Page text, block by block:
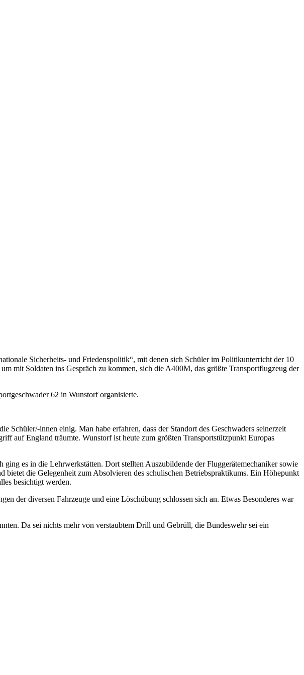
Sicherheits- und Friedenspolitik“, mit denen sich Schüler im Politikunterricht der 10
mit Soldaten ins Gespräch zu kommen, sich die A400M, das größte Transportflugzeug der
62 in Wunstorf organisierte.
Schüler/-innen einig. Man habe erfahren, dass der Standort des Geschwaders seinerzeit
auf England träumte. Wunstorf ist heute zum größten Transportstützpunkt Europas
es in die Lehrwerkstätten. Dort stellten Auszubildende der Fluggerätemechaniker sowie
die Gelegenheit zum Absolvieren des schulischen Betriebspraktikums. Ein Höhepunkt
besichtigt werden.
der diversen Fahrzeuge und eine Löschübung schlossen sich an. Etwas Besonderes war
Da sei nichts mehr von verstaubtem Drill und Gebrüll, die Bundeswehr sei ein